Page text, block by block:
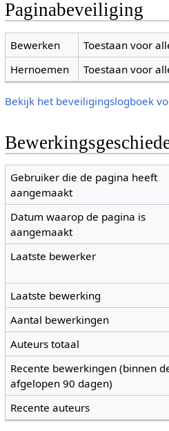
Paginabeveiliging
Bewerken
Toestaan voor
Hernoemen
Toestaan voor
Bekijk het beveiligingslogboek
Gebruiker die de pagina heeft
aangemaakt
Datum waarop de pagina is
aangemaakt
Laatste bewerker
Laatste bewerking
Aantal bewerkingen
Auteurs totaal
Recente bewerkingen (binnen
afgelopen 90 dagen)
Recente auteurs